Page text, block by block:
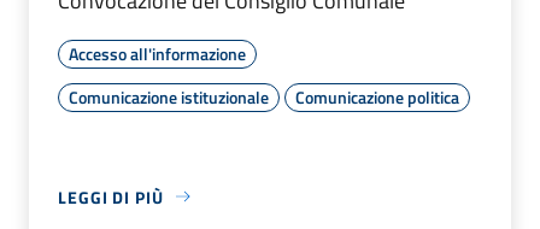
Accesso all'informazione
Comunicazione istituzionale
Comunicazione politica
LEGGI DI PIÙ